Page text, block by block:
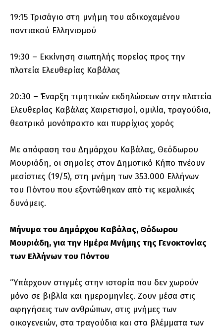
19:15 Τρισάγιο στη μνήμη του αδικοχαμένου
ποντιακού Ελληνισμού
19:30 – Εκκίνηση σιωπηλής πορείας προς την
πλατεία Ελευθερίας Καβάλας
20:30 – Έναρξη τιμητικών εκδηλώσεων στην πλατεία
Ελευθερίας Καβάλας Χαιρετισμοί, ομιλία, τραγούδια,
θεατρικό μονόπρακτο και πυρρίχιος χορός
Με απόφαση του Δημάρχου Καβάλας, Θεόδωρου
Μουριάδη, οι σημαίες στον Δημοτικό Κήπο πνέουν
μεσίστιες (19/5), στη μνήμη των 353.000 Ελλήνων
του Πόντου που εξοντώθηκαν από τις κεμαλικές
δυνάμεις.
Μήνυμα του Δημάρχου Καβάλας, Θόδωρου
Μουριάδη, για την Ημέρα Μνήμης της Γενοκτονίας
των Ελλήνων του Πόντου
“Υπάρχουν στιγμές στην ιστορία που δεν χωρούν
μόνο σε βιβλία και ημερομηνίες. Ζουν μέσα στις
αφηγήσεις των ανθρώπων, στις μνήμες των
οικογενειών, στα τραγούδια και στα βλέμματα των